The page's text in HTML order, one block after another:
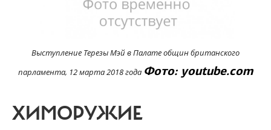
Выступление Терезы Мэй в Палате общин британского
парламента, 12 марта 2018 года Фото: youtube.com
ХИМОРУЖИЕ